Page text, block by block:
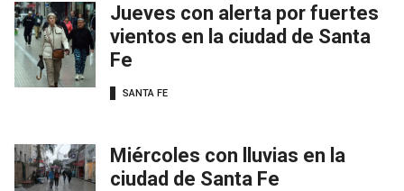
Jueves con alerta por fuertes
vientos en la ciudad de Santa
Fe
SANTA FE
Miércoles con lluvias en la
ciudad de Santa Fe